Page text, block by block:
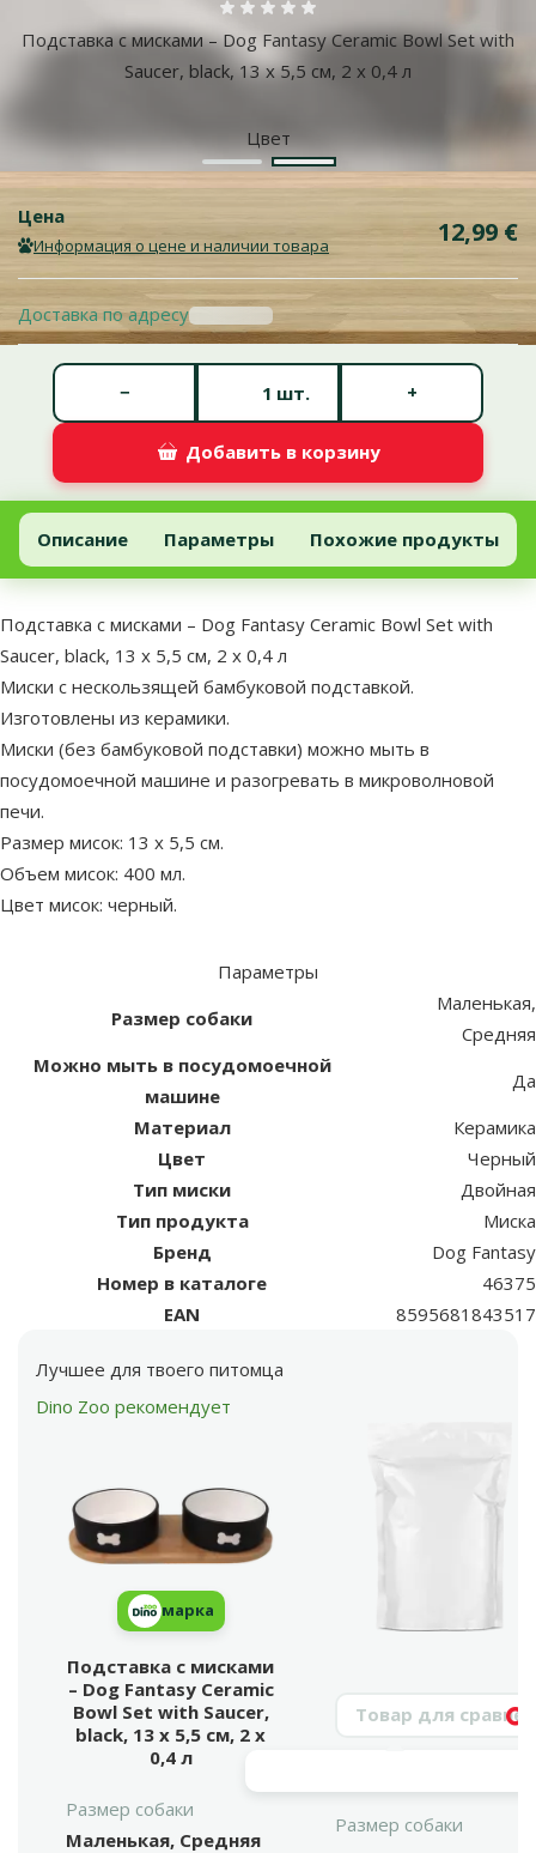
Подставка с мисками – Dog Fantasy Ceramic Bowl Set with
Saucer, black, 13 x 5,5 см, 2 x 0,4 л
Оценка 0%
Цвет
Белый Черный
Цена
Информация о цене и наличии товара 12,99 €
Доставка по адресу
шт.
− +
Добавить в корзину
Подставка с мисками – Dog Fantasy Ceramic Bowl Set with
Добавить в корзину
Описание Параметры Похожие продукты
В начало страницы
superzoo.product.detail.content
Подставка с мисками – Dog Fantasy Ceramic Bowl Set with
Saucer, black, 13 x 5,5 см, 2 x 0,4 л
Миски с нескользящей бамбуковой подставкой.
Изготовлены из керамики.
Миски (без бамбуковой подставки) можно мыть в
посудомоечной машине и разогревать в микроволновой
печи.
Размер мисок: 13 x 5,5 см.
Объем мисок: 400 мл.
Цвет мисок: черный.
Параметры
Размер собаки
Маленькая,
Средняя
Можно мыть в посудомоечной
машине
Да
Материал
Керамика
Цвет
Черный
Тип миски
Двойная
Тип продукта
Миска
Бренд
Dog Fantasy
Номер в каталоге
46375
EAN
8595681843517
Лучшее для твоего питомца
Dino Zoo рекомендует
марка
Подставка с мисками
– Dog Fantasy Ceramic
Bowl Set with Saucer,
black, 13 x 5,5 см, 2 x
0,4 л
Размер собаки
Маленькая, Средняя
Размер собаки